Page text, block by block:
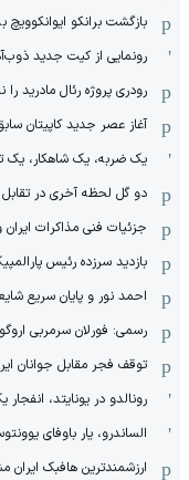
بازگشت برانکو ایوانکوویچ
رونمایی از کیت جدید
رودری پروژه رئال مادرید را
آغاز عصر جدید کاپیتان
یک ضربه، یک شاهکار، یک
دو گل لحظه آخری در
جزئیات فنی مذاکرات
بازدید سرزده رئیس
احمد نور و پایان سریع
رسمی: فورلان سرمربی
توقف فجر مقابل جوانان
رونالدو در یونایتد،
الساندرو، یار باوفای
ارزشمندترین هافبک